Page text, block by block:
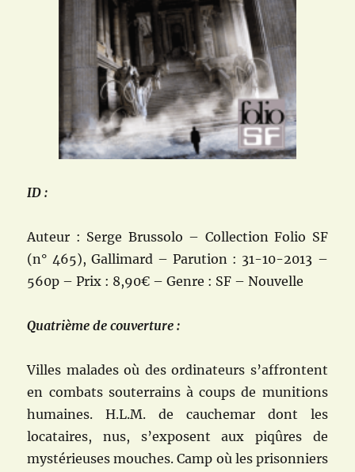
ID :
Auteur : Serge Brussolo – Collection Folio SF
(n° 465), Gallimard – Parution : 31-10-2013 –
560p – Prix : 8,90€ – Genre : SF – Nouvelle
Quatrième de couverture :
Villes malades où des ordinateurs s’affrontent
en combats souterrains à coups de munitions
humaines. H.L.M. de cauchemar dont les
locataires, nus, s’exposent aux piqûres de
mystérieuses mouches. Camp où les prisonniers